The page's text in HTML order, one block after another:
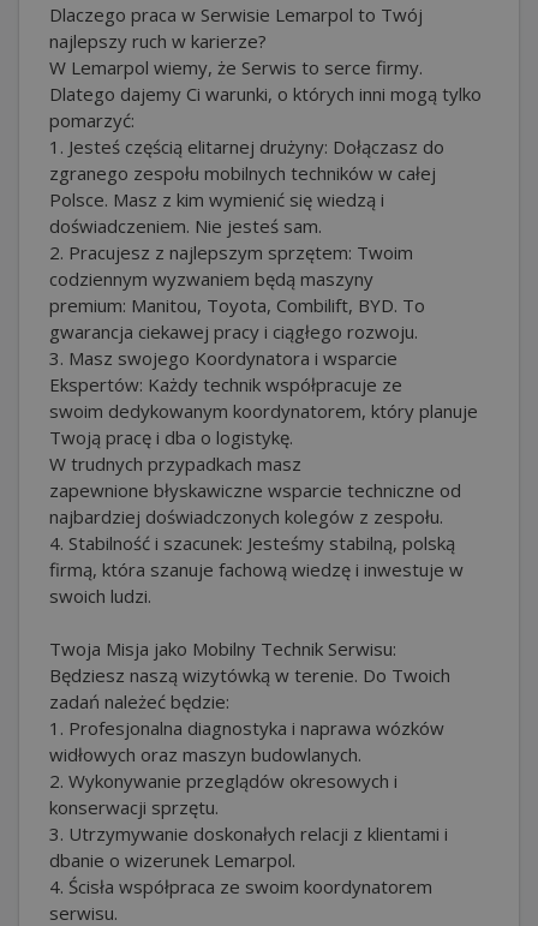
Dlaczego praca w Serwisie Lemarpol to Twój
najlepszy ruch w karierze?
W Lemarpol wiemy, że Serwis to serce firmy.
Dlatego dajemy Ci warunki, o których inni mogą tylko
pomarzyć:
1. Jesteś częścią elitarnej drużyny: Dołączasz do
zgranego zespołu mobilnych techników w całej
Polsce. Masz z kim wymienić się wiedzą i
doświadczeniem. Nie jesteś sam.
2. Pracujesz z najlepszym sprzętem: Twoim
codziennym wyzwaniem będą maszyny
premium: Manitou, Toyota, Combilift, BYD. To
gwarancja ciekawej pracy i ciągłego rozwoju.
3. Masz swojego Koordynatora i wsparcie
Ekspertów: Każdy technik współpracuje ze
swoim dedykowanym koordynatorem, który planuje
Twoją pracę i dba o logistykę.
W trudnych przypadkach masz
zapewnione błyskawiczne wsparcie techniczne od
najbardziej doświadczonych kolegów z zespołu.
4. Stabilność i szacunek: Jesteśmy stabilną, polską
firmą, która szanuje fachową wiedzę i inwestuje w
swoich ludzi.
Twoja Misja jako Mobilny Technik Serwisu:
Będziesz naszą wizytówką w terenie. Do Twoich
zadań należeć będzie:
1. Profesjonalna diagnostyka i naprawa wózków
widłowych oraz maszyn budowlanych.
2. Wykonywanie przeglądów okresowych i
konserwacji sprzętu.
3. Utrzymywanie doskonałych relacji z klientami i
dbanie o wizerunek Lemarpol.
4. Ścisła współpraca ze swoim koordynatorem
serwisu.